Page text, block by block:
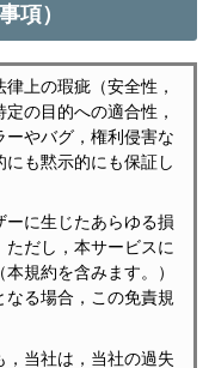
項）
上の瑕疵（安全性，
の目的への適合性，
ーやバグ，権利侵害な
にも黙示的にも保証し
ーに生じたあらゆる損
だし，本サービスに
規約を含みます。）
る場合，この免責規
，当社は，当社の過失